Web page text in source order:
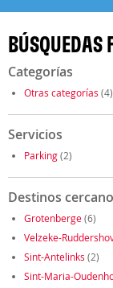
BÚSQUEDAS
Categorías
Otras categorías (4)
Servicios
Parking(2)
Destinos
Grotenberge(6)
Velzeke-
Sint-Antelinks (2)
Sint-Maria-